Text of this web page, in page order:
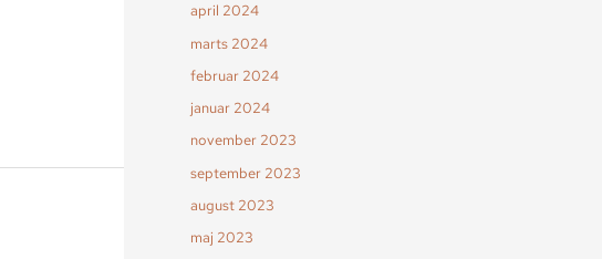
april 2024
marts 2024
februar 2024
januar 2024
november 2023
september 2023
august 2023
maj 2023